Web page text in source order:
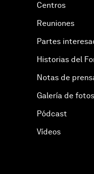
Centros
Reuniones
Partes
Historias del
Notas de
Galería de fotos
Pódcast
Vídeos